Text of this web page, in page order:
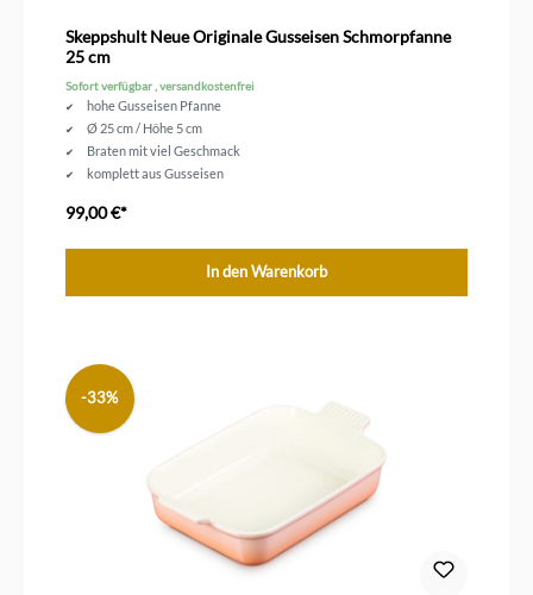
Skeppshult Neue Originale Gusseisen Schmorpfanne
25 cm
Sofort verfügbar , versandkostenfrei
hohe Gusseisen Pfanne
Ø 25 cm / Höhe 5 cm
Braten mit viel Geschmack
komplett aus Gusseisen
99,00 €*
In den Warenkorb
-33%